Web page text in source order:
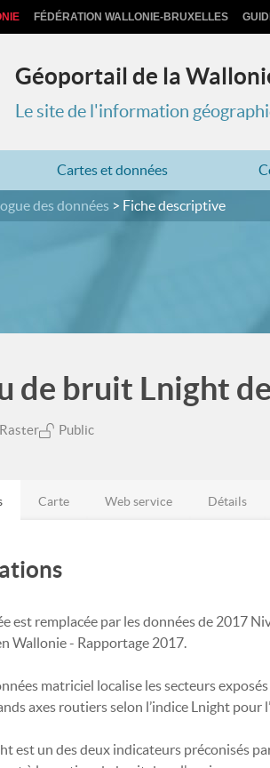
FÉDÉRATION WALLONIE-BRUXELLES
Géoportail de la
Le site de l'information
Cartes et données
des données Fiche descriptive
de bruit Lnight
Raster Public
Carte Web service Détails
est remplacée par les données de 2017
Wallonie - Rapportage 2017.
matriciel localise les secteurs
axes routiers selon l’indice Lnight pour
est un des deux indicateurs préconisés